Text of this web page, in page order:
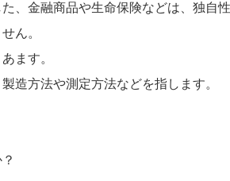
、金融商品や生命保険などは、独自性
ん。
ます。
造方法や測定方法などを指します。